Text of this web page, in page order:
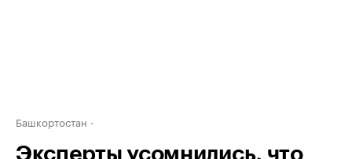
Башкортостан
Эксперты усомнились, что